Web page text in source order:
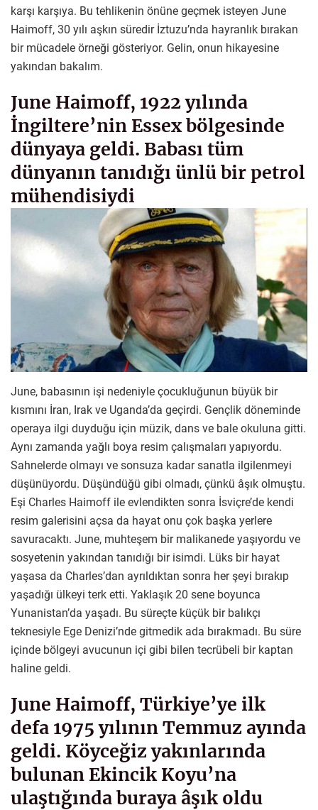
karşı karşıya. Bu tehlikenin önüne geçmek isteyen June
Haimoff, 30 yılı aşkın süredir İztuzu’nda hayranlık bırakan
bir mücadele örneği gösteriyor. Gelin, onun hikayesine
yakından bakalım.
June Haimoff, 1922 yılında
İngiltere’nin Essex bölgesinde
dünyaya geldi. Babası tüm
dünyanın tanıdığı ünlü bir petrol
mühendisiydi
June, babasının işi nedeniyle çocukluğunun büyük bir
kısmını İran, Irak ve Uganda’da geçirdi. Gençlik döneminde
operaya ilgi duyduğu için müzik, dans ve bale okuluna gitti.
Aynı zamanda yağlı boya resim çalışmaları yapıyordu.
Sahnelerde olmayı ve sonsuza kadar sanatla ilgilenmeyi
düşünüyordu. Düşündüğü gibi olmadı, çünkü âşık olmuştu.
Eşi Charles Haimoff ile evlendikten sonra İsviçre’de kendi
resim galerisini açsa da hayat onu çok başka yerlere
savuracaktı. June, muhteşem bir malikanede yaşıyordu ve
sosyetenin yakından tanıdığı bir isimdi. Lüks bir hayat
yaşasa da Charles’dan ayrıldıktan sonra her şeyi bırakıp
yaşadığı ülkeyi terk etti. Yaklaşık 20 sene boyunca
Yunanistan’da yaşadı. Bu süreçte küçük bir balıkçı
teknesiyle Ege Denizi’nde gitmedik ada bırakmadı. Bu süre
içinde bölgeyi avucunun içi gibi bilen tecrübeli bir kaptan
haline geldi.
June Haimoff, Türkiye’ye ilk
defa 1975 yılının Temmuz ayında
geldi. Köyceğiz yakınlarında
bulunan Ekincik Koyu’na
ulaştığında buraya âşık oldu